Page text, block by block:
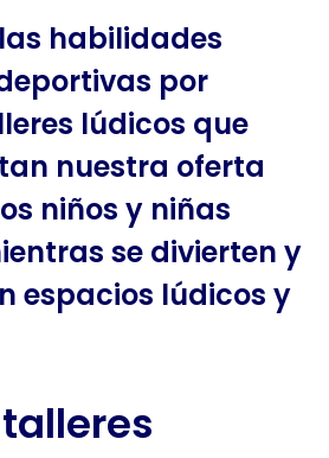
habilidades
por
lúdicos que
nuestra oferta
niños y niñas
se divierten y
espacios lúdicos y